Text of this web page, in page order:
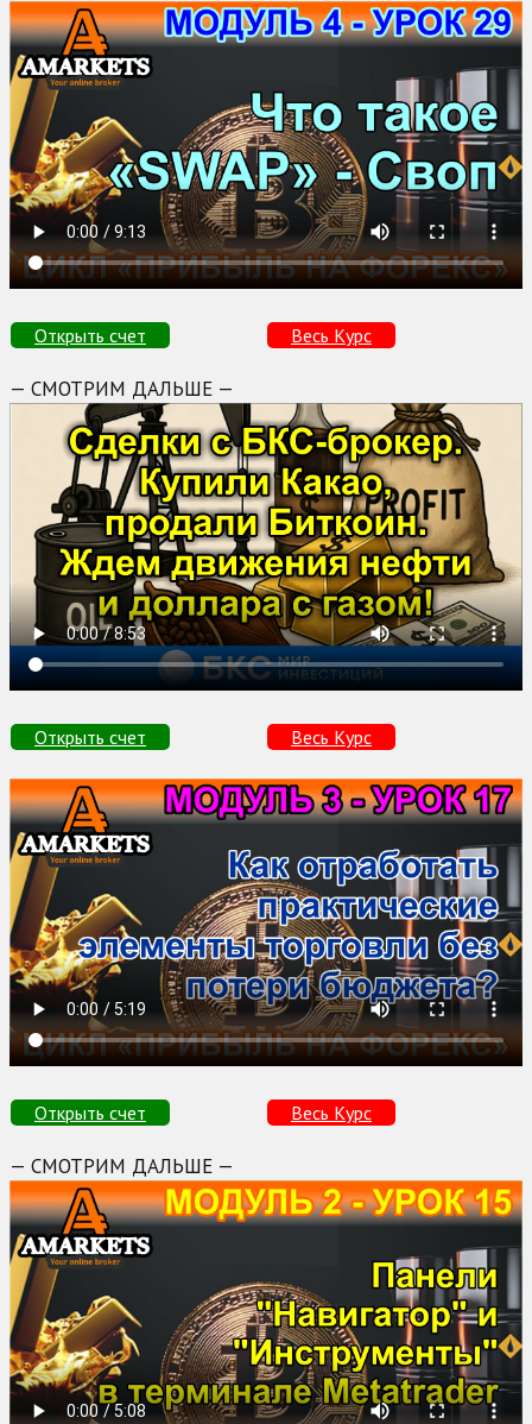
Открыть счет Весь Курс
— СМОТРИМ ДАЛЬШЕ —
Открыть счет Весь Курс
Открыть счет Весь Курс
— СМОТРИМ ДАЛЬШЕ —